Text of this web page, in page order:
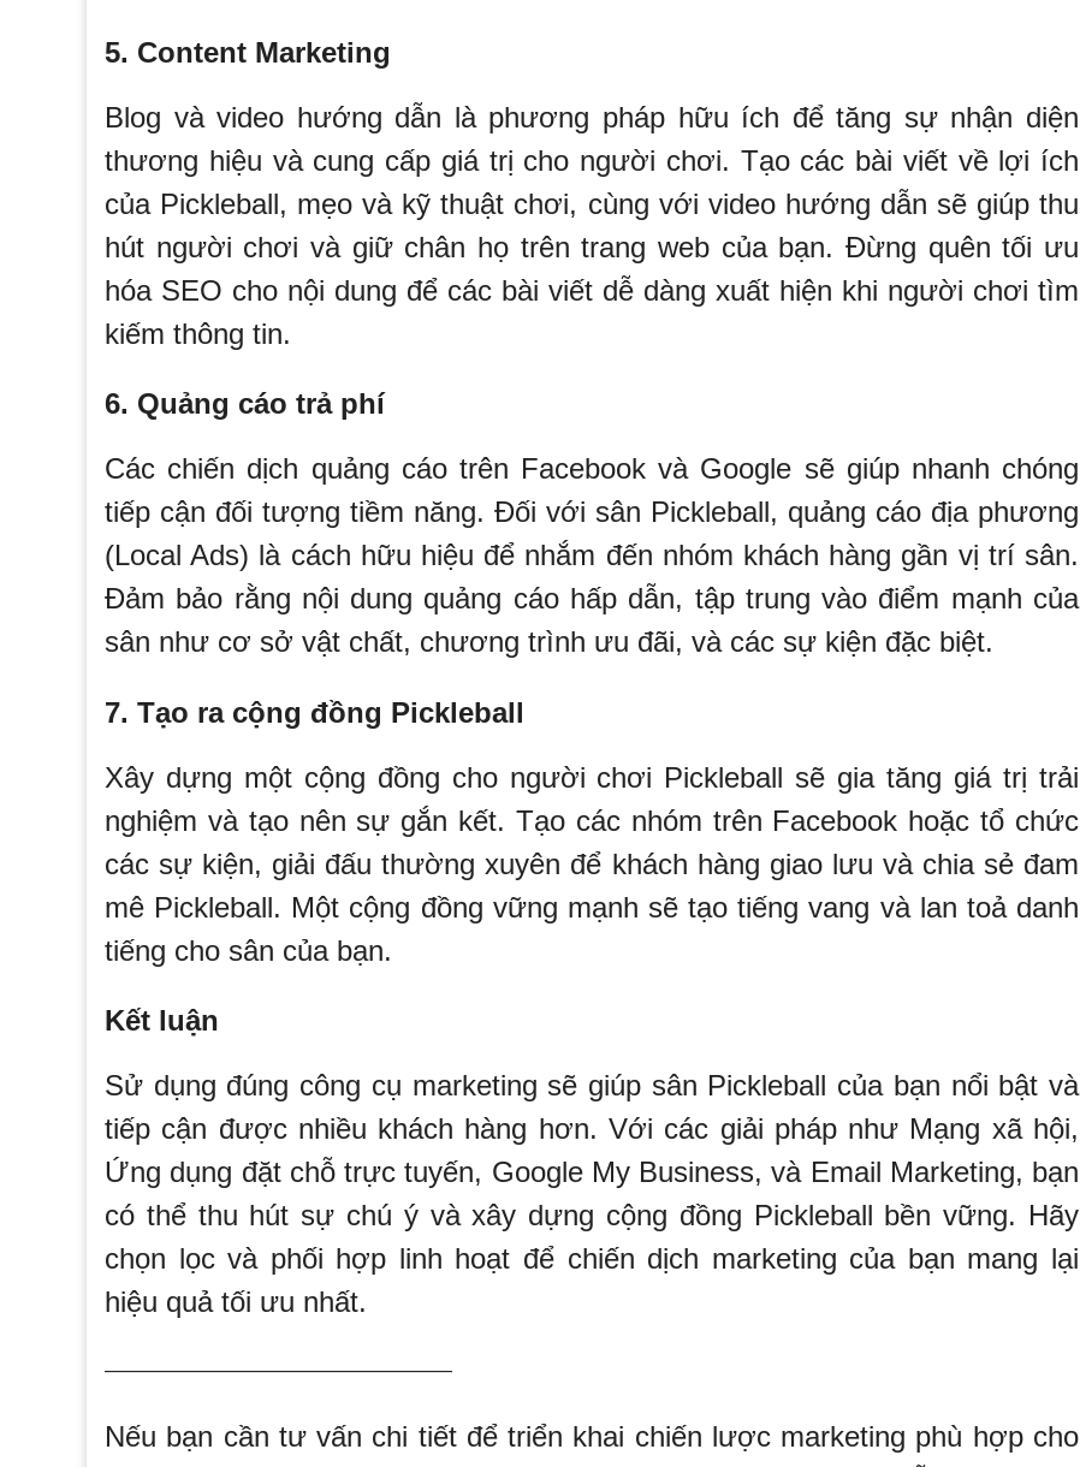
5. Content Marketing
Blog và video hướng dẫn là phương pháp hữu ích để tăng sự nhận diện
thương hiệu và cung cấp giá trị cho người chơi. Tạo các bài viết về lợi ích
của Pickleball, mẹo và kỹ thuật chơi, cùng với video hướng dẫn sẽ giúp thu
hút người chơi và giữ chân họ trên trang web của bạn. Đừng quên tối ưu
hóa SEO cho nội dung để các bài viết dễ dàng xuất hiện khi người chơi tìm
kiếm thông tin.
6. Quảng cáo trả phí
Các chiến dịch quảng cáo trên Facebook và Google sẽ giúp nhanh chóng
tiếp cận đối tượng tiềm năng. Đối với sân Pickleball, quảng cáo địa phương
(Local Ads) là cách hữu hiệu để nhắm đến nhóm khách hàng gần vị trí sân.
Đảm bảo rằng nội dung quảng cáo hấp dẫn, tập trung vào điểm mạnh của
sân như cơ sở vật chất, chương trình ưu đãi, và các sự kiện đặc biệt.
7. Tạo ra cộng đồng Pickleball
Xây dựng một cộng đồng cho người chơi Pickleball sẽ gia tăng giá trị trải
nghiệm và tạo nên sự gắn kết. Tạo các nhóm trên Facebook hoặc tổ chức
các sự kiện, giải đấu thường xuyên để khách hàng giao lưu và chia sẻ đam
mê Pickleball. Một cộng đồng vững mạnh sẽ tạo tiếng vang và lan toả danh
tiếng cho sân của bạn.
Kết luận
Sử dụng đúng công cụ marketing sẽ giúp sân Pickleball của bạn nổi bật và
tiếp cận được nhiều khách hàng hơn. Với các giải pháp như Mạng xã hội,
Ứng dụng đặt chỗ trực tuyến, Google My Business, và Email Marketing, bạn
có thể thu hút sự chú ý và xây dựng cộng đồng Pickleball bền vững. Hãy
chọn lọc và phối hợp linh hoạt để chiến dịch marketing của bạn mang lại
hiệu quả tối ưu nhất.
—————————————————
Nếu bạn cần tư vấn chi tiết để triển khai chiến lược marketing phù hợp cho